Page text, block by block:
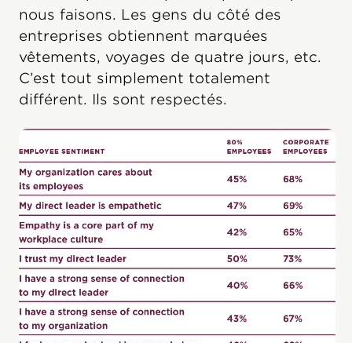
nous faisons. Les gens du côté des
entreprises obtiennent marquées
vêtements, voyages de quatre jours, etc.
C’est tout simplement totalement
différent. Ils sont respectés.